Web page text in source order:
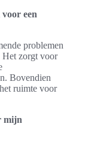
voor een
problemen
Het zorgt voor
Bovendien
ruimte voor
mijn